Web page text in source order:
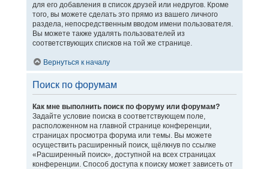
для его добавления в список друзей или недругов. Кроме
того, вы можете сделать это прямо из вашего личного
раздела, непосредственным вводом имени пользователя.
Вы можете также удалять пользователей из
соответствующих списков на той же странице.
Вернуться к началу
Поиск по форумам
Как мне выполнить поиск по форуму или форумам?
Задайте условие поиска в соответствующем поле,
расположенном на главной странице конференции,
страницах просмотра форума или темы. Вы можете
осуществить расширенный поиск, щёлкнув по ссылке
«Расширенный поиск», доступной на всех страницах
конференции. Способ доступа к поиску может зависеть от